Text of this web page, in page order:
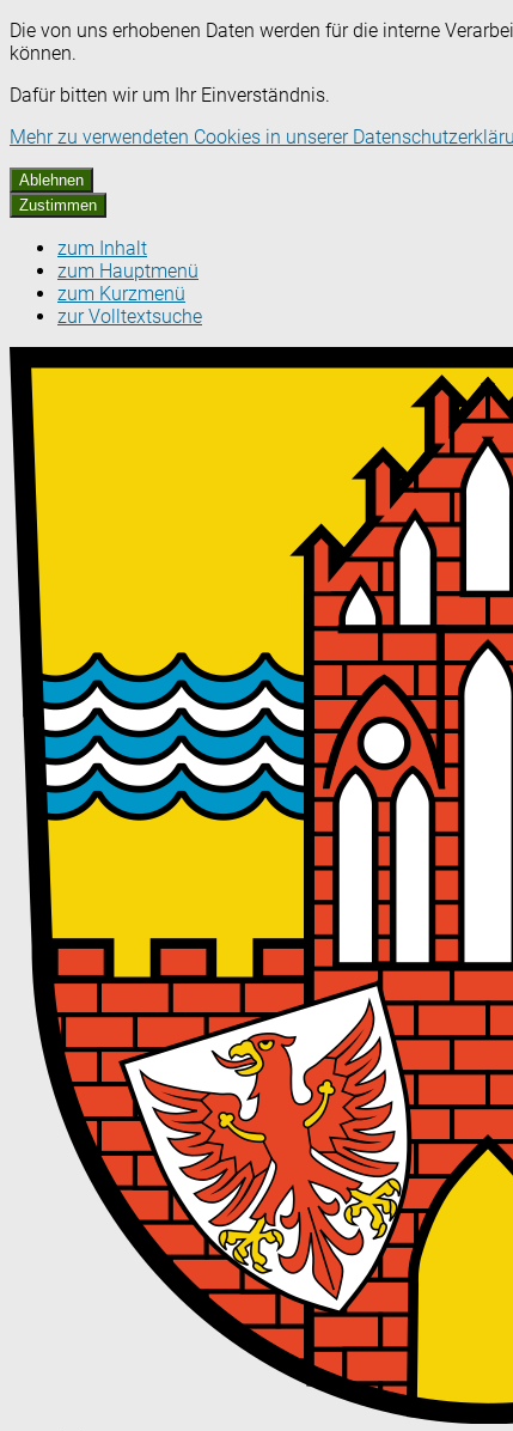
Die von uns erhobenen Daten werden für die interne
können.
Dafür bitten wir um Ihr Einverständnis.
Mehr zu verwendeten Cookies in unserer
Ablehnen
Zustimmen
zum Inhalt
zum Hauptmenü
zum Kurzmenü
zur Volltextsuche